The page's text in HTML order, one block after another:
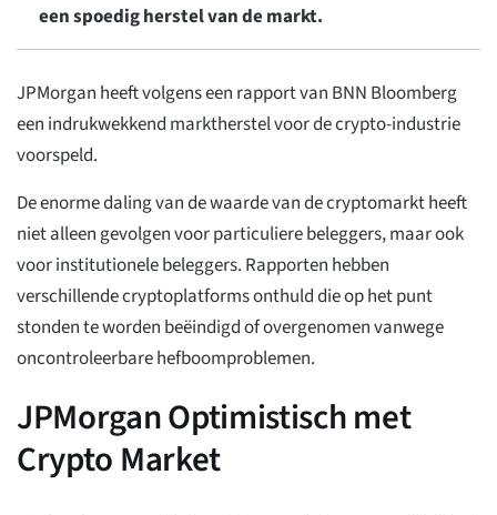
een spoedig herstel van de markt.
JPMorgan heeft volgens een rapport van BNN Bloomberg
een indrukwekkend marktherstel voor de crypto-industrie
voorspeld.
De enorme daling van de waarde van de cryptomarkt heeft
niet alleen gevolgen voor particuliere beleggers, maar ook
voor institutionele beleggers. Rapporten hebben
verschillende cryptoplatforms onthuld die op het punt
stonden te worden beëindigd of overgenomen vanwege
oncontroleerbare hefboomproblemen.
JPMorgan Optimistisch met
Crypto Market